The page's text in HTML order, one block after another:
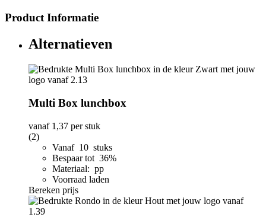
Product Informatie
Alternatieven
Multi Box lunchbox
vanaf 1,37 per stuk
(2)
Vanaf 10 stuks
Bespaar tot 36%
Materiaal: pp
Voorraad laden
Bereken prijs